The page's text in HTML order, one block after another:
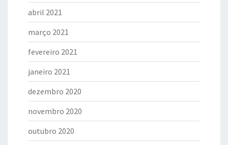
abril 2021
março 2021
fevereiro 2021
janeiro 2021
dezembro 2020
novembro 2020
outubro 2020